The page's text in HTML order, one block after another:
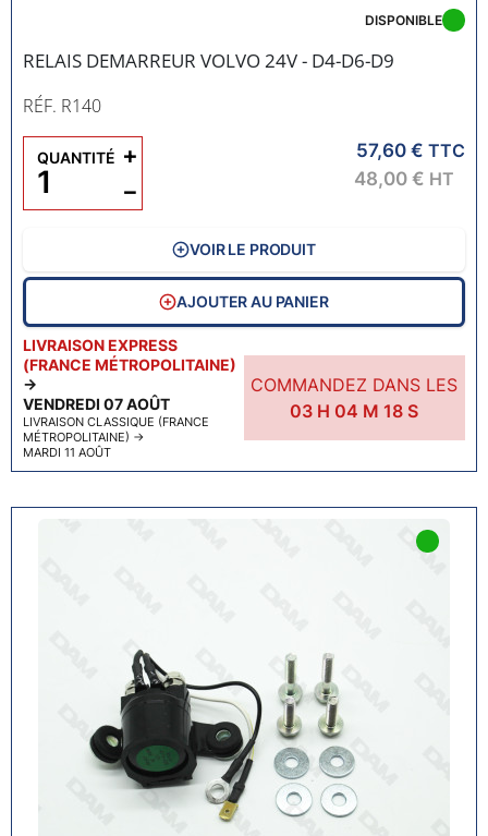
RELAIS DEMARREUR VOLVO 24V - D4-D6-D9
RÉF. R140
LIVRAISON EXPRESS
(FRANCE MÉTROPOLITAINE)
→
VENDREDI 07 AOÛT
LIVRAISON CLASSIQUE (FRANCE
MÉTROPOLITAINE) →
MARDI 11 AOÛT
COMMANDEZ DANS LES
03 H 04 M17S
DISPONIBLE
57,60 € TTC
48,00 € HT
QUANTITÉ
−
+
VOIR LE PRODUIT
AJOUTER AU PANIER